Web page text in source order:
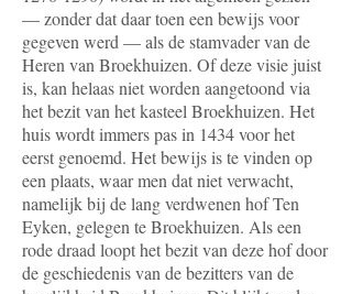
— zonder dat daar toen een bewijs voor
gegeven werd — als de stamvader van de
Heren van Broekhuizen. Of deze visie juist
is, kan helaas niet worden aangetoond via
het bezit van het kasteel Broekhuizen. Het
huis wordt immers pas in 1434 voor het
eerst genoemd. Het bewijs is te vinden op
een plaats, waar men dat niet verwacht,
namelijk bij de lang verdwenen hof Ten
Eyken, gelegen te Broekhuizen. Als een
rode draad loopt het bezit van deze hof door
de geschiedenis van de bezitters van de